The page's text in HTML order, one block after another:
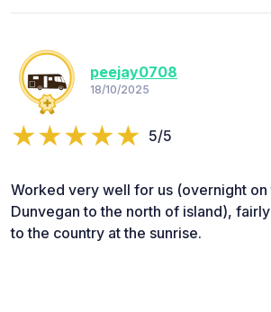
peejay0708
18/10/2025
5/5
Worked very well for us (overnight
Dunvegan to the north of island),
to the country at the sunrise.